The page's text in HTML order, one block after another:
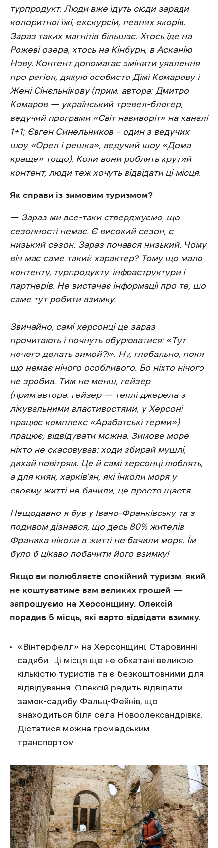
турпродукт. Люди вже їдуть сюди заради
колоритної їжі, екскурсій, певних якорів.
Зараз таких магнітів більшає. Хтось їде на
Рожеві озера, хтось на Кінбурн, в Асканію
Нову. Контент допомагає змінити уявлення
про регіон, дякую особисто Дімі Комарову і
Жені Сінєльнікову (прим. автора: Дмитро
Комаров — український тревел-блогер,
ведучий програми «Світ навиворіт» на каналі
1+1; Євген Синельников – один з ведучих
шоу «Орел і решка», ведучий шоу «Дома
краще» тощо). Коли вони роблять крутий
контент, люди теж хочуть відвідати ці місця.
Як справи із зимовим туризмом?
— Зараз ми все-таки стверджуємо, що
сезонності немає. Є високий сезон, є
низький сезон. Зараз почався низький. Чому
він має саме такий характер? Тому що мало
контенту, турпродукту, інфраструктури і
партнерів. Не вистачає інформації про те, що
саме тут робити взимку.
Звичайно, самі херсонці це зараз
прочитають і почнуть обурюватися: «Тут
нечего делать зимой?!». Ну, глобально, поки
що немає нічого особливого. Бо ніхто нічого
не зробив. Тим не менш, гейзер
(прим.автора: гейзер — теплі джерела з
лікувальними властивостями, у Херсоні
працює комплекс «Арабатські терми»)
працює, відвідувати можна. Зимове море
ніхто не скасовував: ходи збирай мушлі,
дихай повітрям. Це й самі херсонці люблять,
а для киян, харків’ян, які інколи моря у
своєму житті не бачили, це просто щастя.
Нещодавно я був у Івано-Франківську та з
подивом дізнався, що десь 80% жителів
Франика ніколи в житті не бачили моря. Їм
було б цікаво побачити його взимку!
Якщо ви полюбляєте спокійний туризм, який
не коштуватиме вам великих грошей —
запрошуємо на Херсонщину. Олексій
порадив 5 місць, які варто відвідати взимку.
«Вінтерфелл» на Херсонщині. Старовинні
садиби. Ці місця ще не обкатані великою
кількістю туристів та є безкоштовними для
відвідування. Олексій радить відвідати
замок-садибу Фальц-Фейнів, що
знаходиться біля села Новоолександрівка.
Дістатися можна громадським
транспортом.